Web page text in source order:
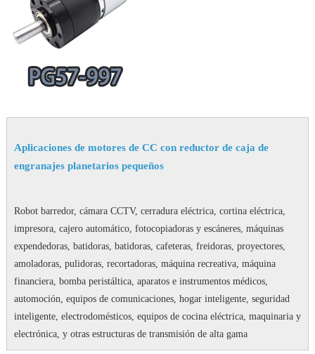
Aplicaciones de motores de CC con reductor de caja de
engranajes planetarios pequeños
Robot barredor, cámara CCTV, cerradura eléctrica, cortina eléctrica,
impresora, cajero automático, fotocopiadoras y escáneres, máquinas
expendedoras, batidoras, batidoras, cafeteras, freidoras, proyectores,
amoladoras, pulidoras, recortadoras, máquina recreativa, máquina
financiera, bomba peristáltica, aparatos e instrumentos médicos,
automoción, equipos de comunicaciones, hogar inteligente, seguridad
inteligente, electrodomésticos, equipos de cocina eléctrica, maquinaria y
electrónica, y otras estructuras de transmisión de alta gama